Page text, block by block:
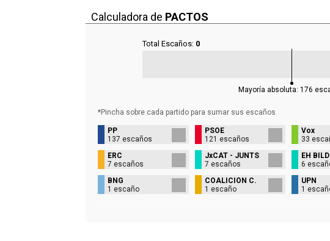
Calculadora de PACTOS
Total Escaños: 0
Mayoría absoluta:176
*Pincha sobre cada partido para sumar sus escaños
PP
137 escaños
PSOE
121 escaños
Vox
33
ERC
7 escaños
JxCAT - JUNTS
7 escaños
EH
6
BNG
1 escaño
COALICIÓN C.
1 escaño
UPN
1